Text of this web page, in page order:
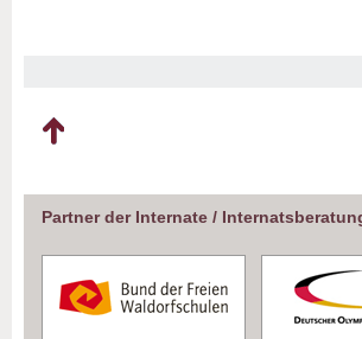
Partner der Internate /